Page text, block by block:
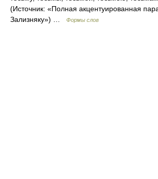
(Источник: «Полная акцентуированная
Зализняку») …
Формы слов